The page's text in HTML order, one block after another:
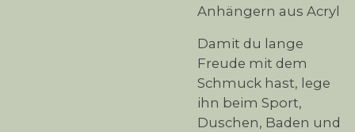
Anhängern aus Acryl
Damit du lange
Freude mit dem
Schmuck hast, lege
ihn beim Sport,
Duschen, Baden und